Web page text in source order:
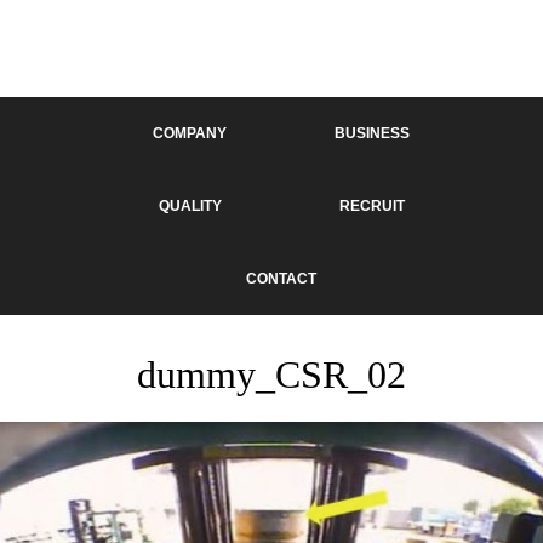
COMPANY BUSINESS
QUALITY RECRUIT
CONTACT
dummy_CSR_02